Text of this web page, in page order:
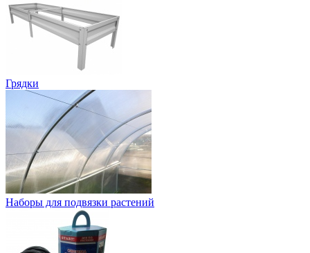
Грядки
Наборы для подвязки растений